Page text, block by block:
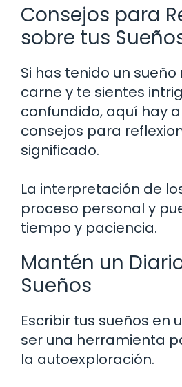
Consejos para
sobre tus
Si has tenido un
carne y te sientes
confundido, aquí hay
consejos para
significado.
La interpretación de
proceso personal y
tiempo y paciencia.
Mantén un
Sueños
Escribir tus sueños en
ser una herramienta
la autoexploración.